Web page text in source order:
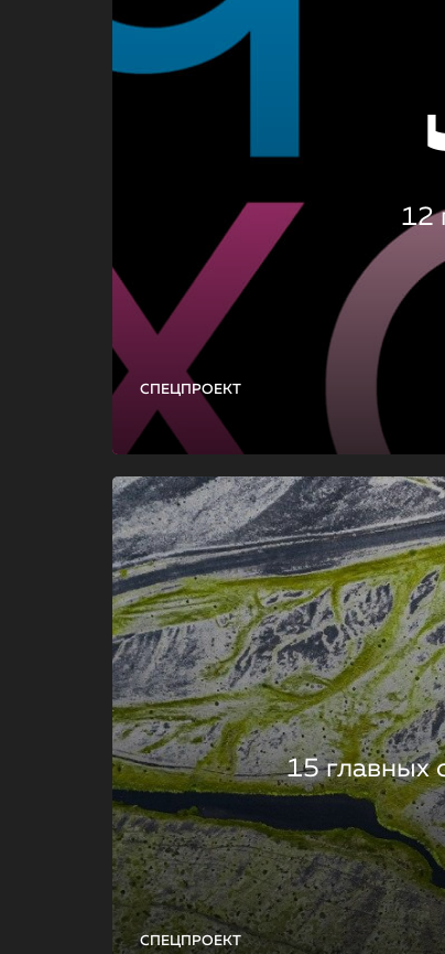
СПЕЦПРОЕКТ
12
СПЕЦПРОЕКТ
15 главных